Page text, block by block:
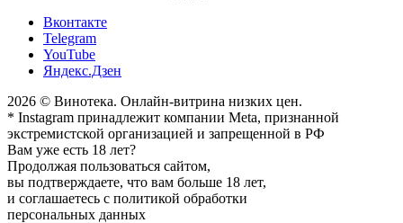
Вконтакте
Telegram
YouTube
Яндекс.Дзен
2026 © Винотека. Онлайн-витрина низких цен.
* Instagram принадлежит компании Meta, признанной
экстремистской организацией и запрещенной в РФ
Вам уже есть 18 лет?
Продолжая пользоваться сайтом,
вы подтверждаете, что вам больше 18 лет,
и соглашаетесь с политикой обработки
персональных данных